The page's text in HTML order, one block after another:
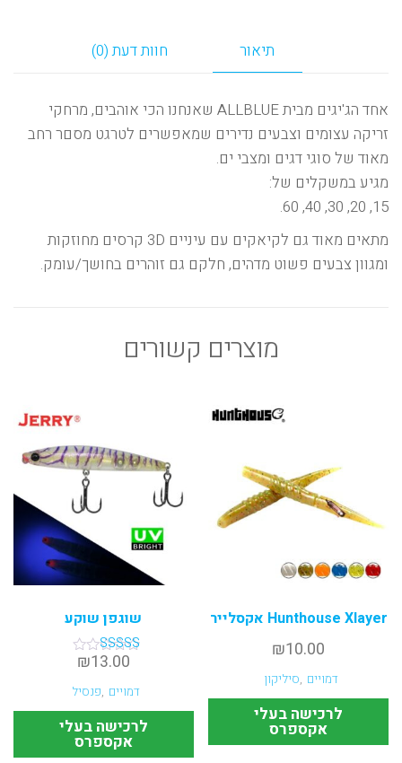
תיאור חוות דעת (0)
אחד הג'יגים מבית ALLBLUE שאנחנו הכי אוהבים, מרחקי
זריקה עצומים וצבעים נדירים שמאפשרים לטרגט מסםר רחב
מאוד של סוגי דגים ומצבי ים.
מגיע במשקלים של:
15, 20, 30, 40, 60.
מתאים מאוד גם לקיאקים עם עיניים 3D קרסים מחוזקות
ומגוון צבעים פשוט מדהים, חלקם גם זוהרים בחושך/עומק.
מוצרים קשורים
Hunthouse Xlayer אקסלייר
₪10.00
דמויים ,סיליקון
לרכישה בעלי
אקספרס
שוגפן שוקע
דורג
מתוך 5
₪13.00
דמויים ,פנסיל
לרכישה בעלי
אקספרס